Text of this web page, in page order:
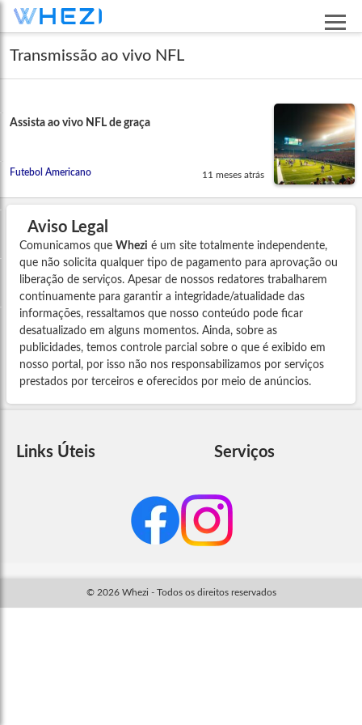
Transmissão ao vivo NFL
Assista ao vivo NFL de graça
Futebol Americano 11 meses atrás
Aviso Legal
Comunicamos que Whezi é um site totalmente independente,
que não solicita qualquer tipo de pagamento para aprovação ou
liberação de serviços. Apesar de nossos redatores trabalharem
continuamente para garantir a integridade/atualidade das
informações, ressaltamos que nosso conteúdo pode ficar
desatualizado em alguns momentos. Ainda, sobre as
publicidades, temos controle parcial sobre o que é exibido em
nosso portal, por isso não nos responsabilizamos por serviços
prestados por terceiros e oferecidos por meio de anúncios.
Links Úteis Serviços
© 2026 Whezi - Todos os direitos reservados